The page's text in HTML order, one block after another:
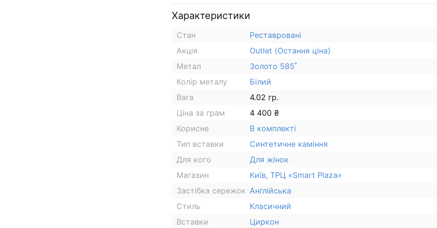
Характеристики
Стан
Реставровані
Акція
Outlet (Остання ціна)
Метал
Золото 585˚
Колір металу
Білий
Вага
4.02 гр.
Ціна за грам
4 400 ₴
Корисне
В комплекті
Тип вставки
Синтетичне каміння
Для кого
Для жінок
Магазин
Київ, ТРЦ «Smart Plaza»
Застібка сережок Англійська
Стиль
Класичний
Вставки
Циркон